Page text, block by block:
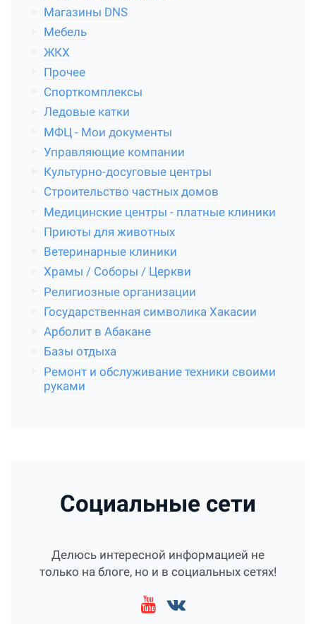
Магазины DNS
Мебель
ЖКХ
Прочее
Спорткомплексы
Ледовые катки
МФЦ - Мои документы
Управляющие компании
Культурно-досуговые центры
Строительство частных домов
Медицинские центры - платные клиники
Приюты для животных
Ветеринарные клиники
Храмы / Соборы / Церкви
Религиозные организации
Государственная символика Хакасии
Арболит в Абакане
Базы отдыха
Ремонт и обслуживание техники своими
руками
Социальные сети
Делюсь интересной информацией не
только на блоге, но и в социальных сетях!